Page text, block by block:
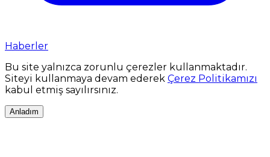
Haberler
Bu site yalnızca zorunlu çerezler kullanmaktadır.
Siteyi kullanmaya devam ederek Çerez Politikamızı
kabul etmiş sayılırsınız.
Anladım